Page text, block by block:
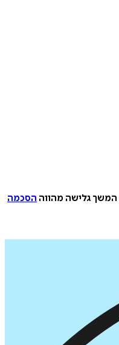
המשך גלישה מהווה הסכמה